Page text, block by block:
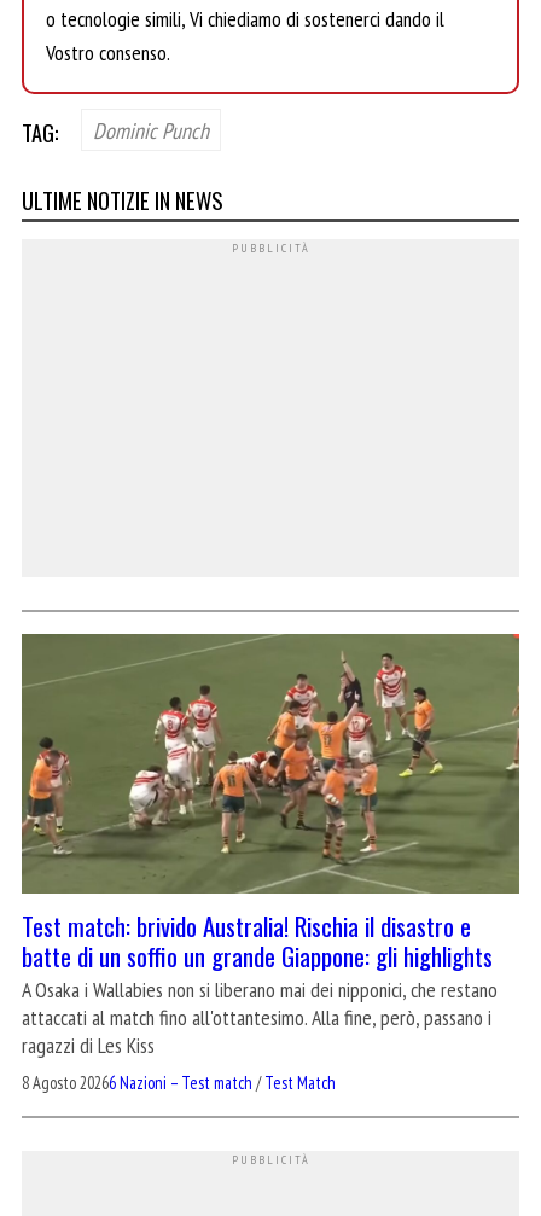
o tecnologie simili, Vi chiediamo di sostenerci dando il
Vostro consenso.
TAG: Dominic Punch
ULTIME NOTIZIE IN NEWS
Test match: brivido Australia! Rischia il disastro e
batte di un soffio un grande Giappone: gli highlights
A Osaka i Wallabies non si liberano mai dei nipponici, che restano
attaccati al match fino all'ottantesimo. Alla fine, però, passano i
ragazzi di Les Kiss
8 Agosto 20266 Nazioni – Test match /Test Match